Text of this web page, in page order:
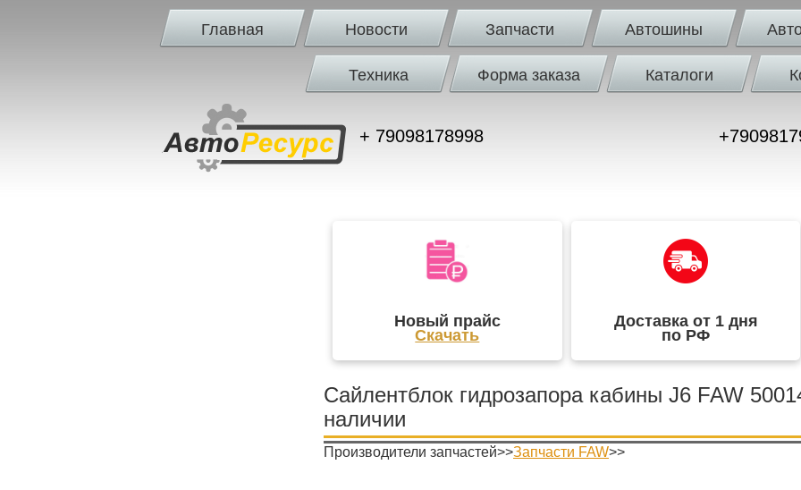
Главная Новости Запчасти Автошины
Техника Форма заказа Каталоги
+ 79098178998
Новый прайс
Скачать
Доставка от 1 дня
по РФ
Сайлентблок гидрозапора кабины J6 FAW
наличии
Производители запчастей>>Запчасти FAW>>